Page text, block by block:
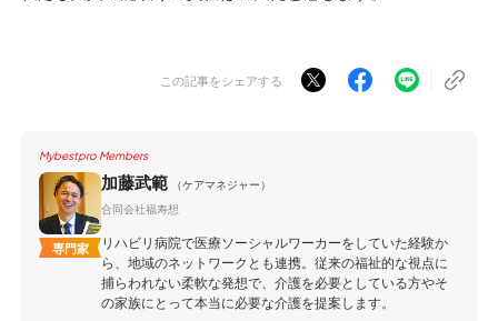
この記事をシェアする
Mybestpro Members
専門家
加藤武範
（ケアマネジャー）
合同会社福寿想
リハビリ病院で医療ソーシャルワーカーをしていた経験か
ら、地域のネットワークとも連携。従来の福祉的な視点に
捕らわれない柔軟な発想で、介護を必要としている方やそ
の家族にとって本当に必要な介護を提案します。